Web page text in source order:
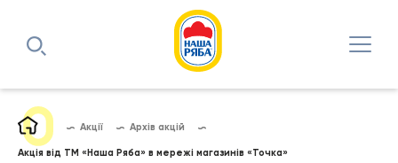
Акції Архів акцій
Акція від ТМ «Наша Ряба» в мережі магазинів «Точка»